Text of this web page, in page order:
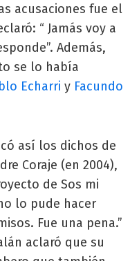
acusaciones fue el
“ Jamás voy a
Además,
se lo había
Echarri y Facundo
así los dichos de
Coraje (en 2004),
de Sos mi
lo pude hacer
Fue una pena.”
aclaró que su